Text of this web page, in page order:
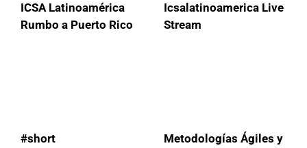
ICSA Latinoamérica
Rumbo a Puerto Rico
Icsalatinoamerica Live
Stream
#short
Metodologías Ágiles y